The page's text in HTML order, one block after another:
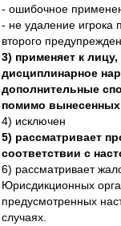
- ошибочное
- не удаление игрока
второго
3) применяет к
дисциплинарное
дополнительные
помимо
4) исключен
5) рассматривает
соответствии с
6) рассматривает
Юрисдикционных
предусмотренных
случаях.